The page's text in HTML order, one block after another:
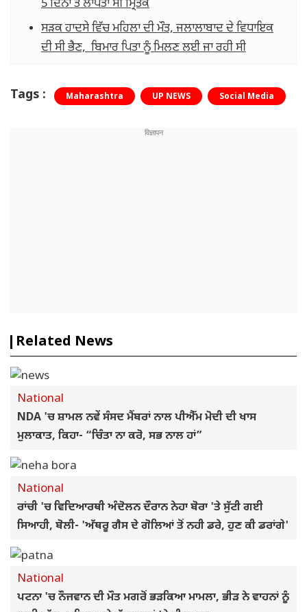
5 ਦਿਨਾਂ ਤੋਂ ਲਾਪਤਾ ਸੀ ਮ੍ਰਿਤਕ
ਸੜਕ ਹਾਦਸੇ ਵਿੱਚ ਮਹਿਲਾ ਦੀ ਮੌਤ, ਜਲਾਲਾਬਾਦ ਦੇ ਵਿਧਾਇਕ
ਦੀ ਸੀ ਭੈਣ, ਬਿਮਾਰ ਪਿਤਾ ਨੂੰ ਮਿਲਣ ਲਈ ਜਾ ਰਹੀ ਸੀ
Tags : Maharashtra UP NEWS Social Media
Related News
National
NDA 'ਚ ਸ਼ਾਮਲ ਨਵੇਂ ਸੰਸਦ ਮੈਂਬਰਾਂ ਨਾਲ ਪੀਐੱਮ ਮੋਦੀ ਦੀ ਖਾਸ
ਮੁਲਾਕਾਤ, ਕਿਹਾ- “ਚਿੰਤਾ ਨਾ ਕਰੋ, ਸਭ ਨਾਲ ਹਾਂ”
National
ਰਾਂਚੀ 'ਚ ਵਿਦਿਆਰਥੀ ਅੰਦੋਲਨ ਦੌਰਾਨ ਨੇਹਾ ਬੋਰਾ 'ਤੇ ਸੁੱਟੀ ਗਈ
ਸਿਆਹੀ, ਬੋਲੀ- 'ਅੱਥਰੂ ਗੈਸ ਦੇ ਗੋਲਿਆਂ ਤੋਂ ਨਹੀ ਡਰੇ, ਹੁਣ ਕੀ ਡਰਾਂਗੇ'
National
ਪਟਨਾ 'ਚ ਨੌਜਵਾਨ ਦੀ ਮੌਤ ਮਗਰੋਂ ਭੜਕਿਆ ਮਾਮਲਾ, ਭੀੜ ਨੇ ਵਾਹਨਾਂ ਨੂੰ